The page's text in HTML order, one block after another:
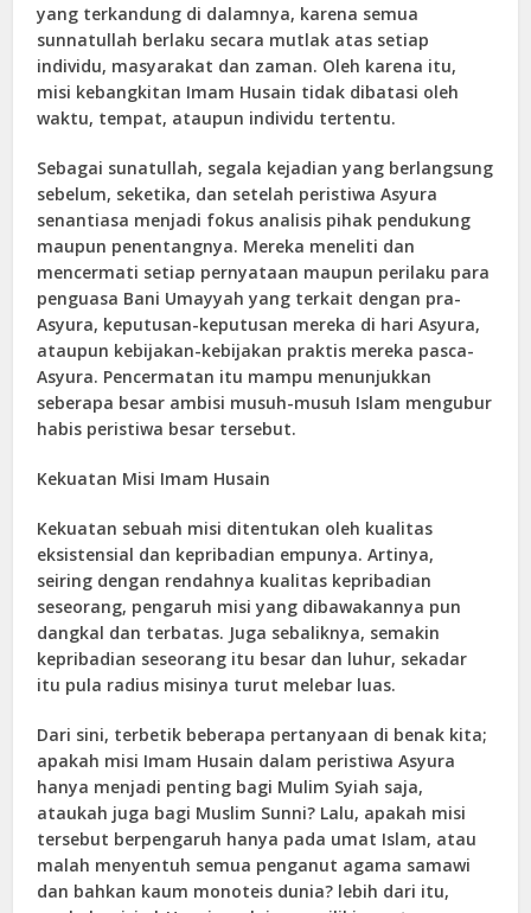
yang terkandung di dalamnya, karena semua
sunnatullah berlaku secara mutlak atas setiap
individu, masyarakat dan zaman. Oleh karena itu,
misi kebangkitan Imam Husain tidak dibatasi oleh
waktu, tempat, ataupun individu tertentu.
Sebagai sunatullah, segala kejadian yang berlangsung
sebelum, seketika, dan setelah peristiwa Asyura
senantiasa menjadi fokus analisis pihak pendukung
maupun penentangnya. Mereka meneliti dan
mencermati setiap pernyataan maupun perilaku para
penguasa Bani Umayyah yang terkait dengan pra-
Asyura, keputusan-keputusan mereka di hari Asyura,
ataupun kebijakan-kebijakan praktis mereka pasca-
Asyura. Pencermatan itu mampu menunjukkan
seberapa besar ambisi musuh-musuh Islam mengubur
habis peristiwa besar tersebut.
Kekuatan Misi Imam Husain
Kekuatan sebuah misi ditentukan oleh kualitas
eksistensial dan kepribadian empunya. Artinya,
seiring dengan rendahnya kualitas kepribadian
seseorang, pengaruh misi yang dibawakannya pun
dangkal dan terbatas. Juga sebaliknya, semakin
kepribadian seseorang itu besar dan luhur, sekadar
itu pula radius misinya turut melebar luas.
Dari sini, terbetik beberapa pertanyaan di benak kita;
apakah misi Imam Husain dalam peristiwa Asyura
hanya menjadi penting bagi Mulim Syiah saja,
ataukah juga bagi Muslim Sunni? Lalu, apakah misi
tersebut berpengaruh hanya pada umat Islam, atau
malah menyentuh semua penganut agama samawi
dan bahkan kaum monoteis dunia? lebih dari itu,